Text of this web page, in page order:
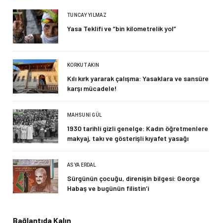
TUNCAY YILMAZ
Yasa Teklifi ve “bin kilometrelik yol”
KORKUT AKIN
Kılı kırk yararak çalışma: Yasaklara ve sansüre
karşı mücadele!
MAHSUNI GÜL
1930 tarihli gizli genelge: Kadın öğretmenlere
makyaj, takı ve gösterişli kıyafet yasağı
ASYA ERDAL
Sürgünün çocuğu, direnişin bilgesi: George
Habaş ve bugünün filistin’i
Bağlantıda Kalın